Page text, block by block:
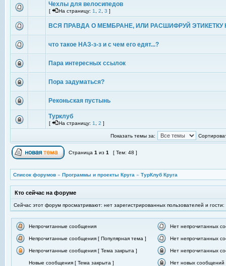
Чехлы для велосипедов
[ На страницу: 1 2 3 ]
ВСЯ ПРАВДА О МЕМБРАНЕ, ИЛИ РАСШИФРУЙ ЭТИКЕТКУ
что такое НАЗ-з-з и с чем его едят...?
Пара интересных ссылок
Пора задуматься?
Реконьская пустынь
Турклуб
[ На страницу: 1 2 ]
Показать темы за:
Страница 1 из 1 [ Тем: 48 ]
Список форумов » Программы и проекты Круга » ТурКлуб Круга
Кто сейчас на форуме
Сейчас этот форум просматривают: нет зарегистрированных пользователей и гости:
Непрочитанные сообщения Нет непрочитанных
Непрочитанные сообщения [ Популярная тема ] Нет непрочитанных
Непрочитанные сообщения [ Тема закрыта ] Нет непрочитанных
Новые сообщения [ Тема закрыта ] Нет новых сообщений